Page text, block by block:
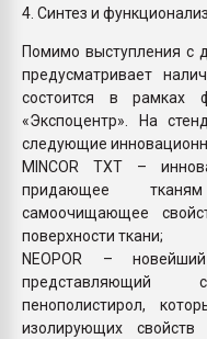
4. Синтез и
Помимо выступления с
предусматривает
состоится в
«Экспоцентр». На
следующие
MINCOR TXT –
придающее
самоочищающее
поверхности ткани;
NEOPOR –
представляющий
пенополистирол,
изолирующих